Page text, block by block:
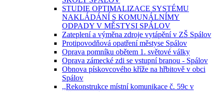
STUDIE OPTIMALIZACE SYSTÉMU
NAKLÁDÁNÍ S KOMUNÁLNÍMY
ODPADY V MĚSTYSI SPÁLOV
Zateplení a výměna zdroje vytápění v ZŠ Spálov
Protipovodňová opatření městyse Spálov
Oprava pomníku obětem 1. světové války
Oprava zámecké zdi se vstupní branou - Spálov
Obnova pískovcového kříže na hřbitově v obci
Spálov
,,Rekonstrukce místní komunikace č. 59c v